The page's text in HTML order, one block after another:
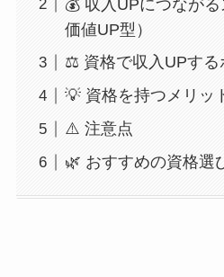
💰 収入UPにつなが
価値UP型）
⚖️ 資格で収入UPする
💡 資格を持つメリッ
⚠️ 注意点
🌿 おすすめの資格選